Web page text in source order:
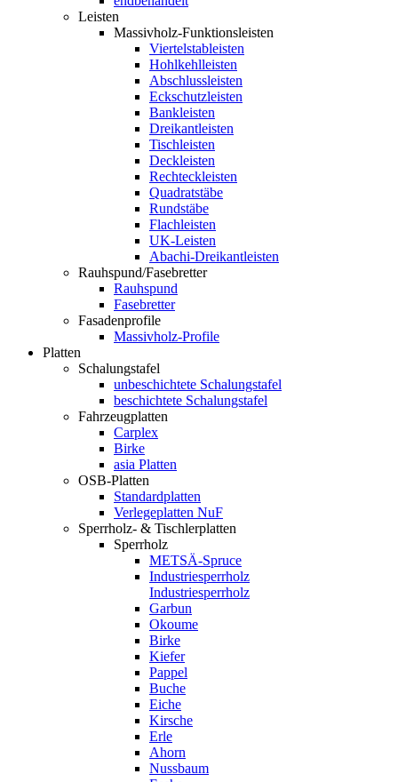
Leisten
Massivholz-Funktionsleisten
Viertelstableisten
Hohlkehlleisten
Abschlussleisten
Eckschutzleisten
Bankleisten
Dreikantleisten
Tischleisten
Deckleisten
Rechteckleisten
Quadratstäbe
Rundstäbe
Flachleisten
UK-Leisten
Abachi-Dreikantleisten
Rauhspund/Fasebretter
Rauhspund
Fasebretter
Fasadenprofile
Massivholz-Profile
Platten
Schalungstafel
unbeschichtete Schalungstafel
beschichtete Schalungstafel
Fahrzeugplatten
Carplex
Birke
asia Platten
OSB-Platten
Standardplatten
Verlegeplatten NuF
Sperrholz- & Tischlerplatten
Sperrholz
METSÄ-Spruce
Industriesperrholz
Industriesperrholz
Garbun
Okoume
Birke
Kiefer
Pappel
Buche
Eiche
Kirsche
Erle
Ahorn
Nussbaum